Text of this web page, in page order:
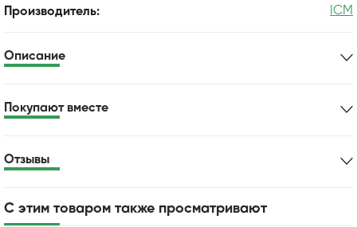
Производитель: ICM
Описание
Покупают вместе
Отзывы
С этим товаром также просматривают